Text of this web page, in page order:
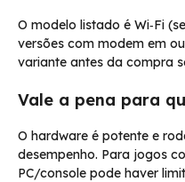
O modelo listado é Wi‑Fi
versões com modem em
variante antes da compra
Vale a pena para
O hardware é potente e
desempenho. Para jogos
PC/console pode haver